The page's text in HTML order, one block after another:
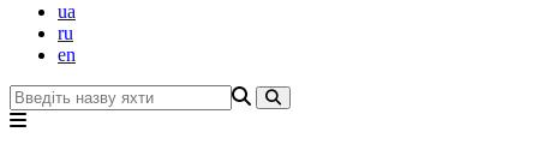
ua
ru
en